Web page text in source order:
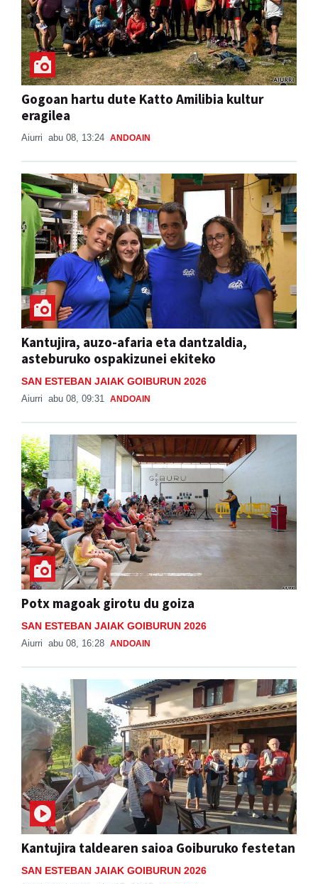
Gogoan hartu dute Katto Amilibia kultur
eragilea
Aiurri abu 08, 13:24 ANDOAIN
Kantujira, auzo-afaria eta dantzaldia,
asteburuko ospakizunei ekiteko
SAN ESTEBAN JAIAK GOIBURUN 2026
Aiurri abu 08, 09:31 ANDOAIN
Potx magoak girotu du goiza
SAN ESTEBAN JAIAK GOIBURUN 2026
Aiurri abu 08, 16:28 ANDOAIN
Kantujira taldearen saioa Goiburuko festetan
SAN ESTEBAN JAIAK GOIBURUN 2026